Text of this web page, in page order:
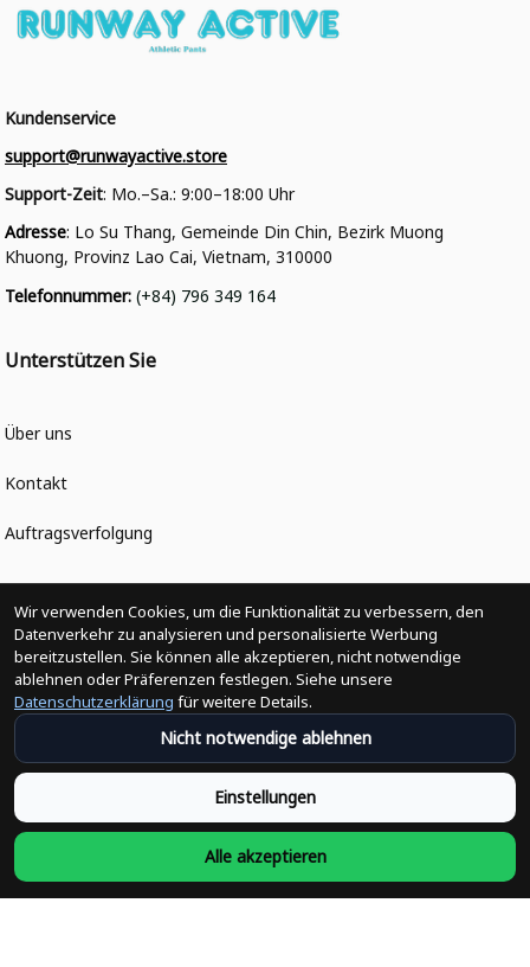
Kundenservice
support@runwayactive.store
Support-Zeit: Mo.–Sa.: 9:00–18:00 Uhr
Adresse: Lo Su Thang, Gemeinde Din Chin, Bezirk Muong
Khuong, Provinz Lao Cai, Vietnam, 310000
Telefonnummer: (+84) 796 349 164
Unterstützen Sie
Über uns
Kontakt
Auftragsverfolgung
Politiken
Änderungen der Bestellung
Versandpolitik
Rückerstattungsrichtlinie
Rückgabepolitik
Wir verwenden Cookies, um die Funktionalität zu verbessern, den
Datenverkehr zu analysieren und personalisierte Werbung
bereitzustellen. Sie können alle akzeptieren, nicht notwendige
ablehnen oder Präferenzen festlegen. Siehe unsere
Datenschutzerklärung für weitere Details.
Nicht notwendige ablehnen
Einstellungen
Alle akzeptieren